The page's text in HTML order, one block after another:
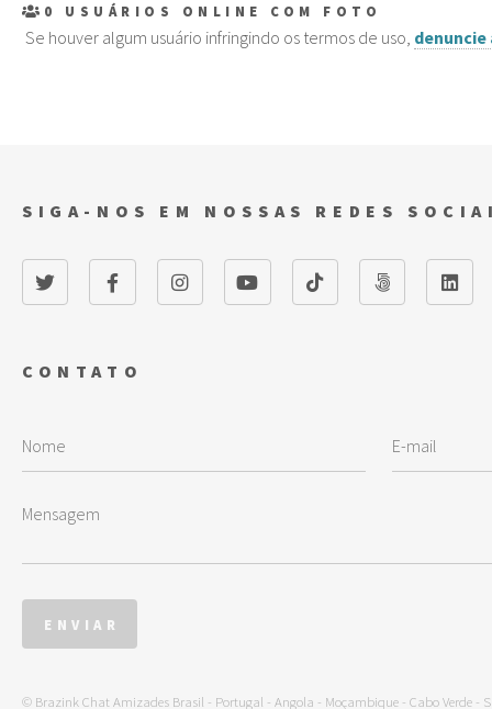
0 USUÁRIOS ONLINE COM FOTO
Se houver algum usuário infringindo os termos de uso, denuncie
CONTATO
SIGA-NOS EM NOSSAS REDES
© Brazink Chat Amizades Brasil - Portugal - Angola - Moçambique - Cabo Verde -